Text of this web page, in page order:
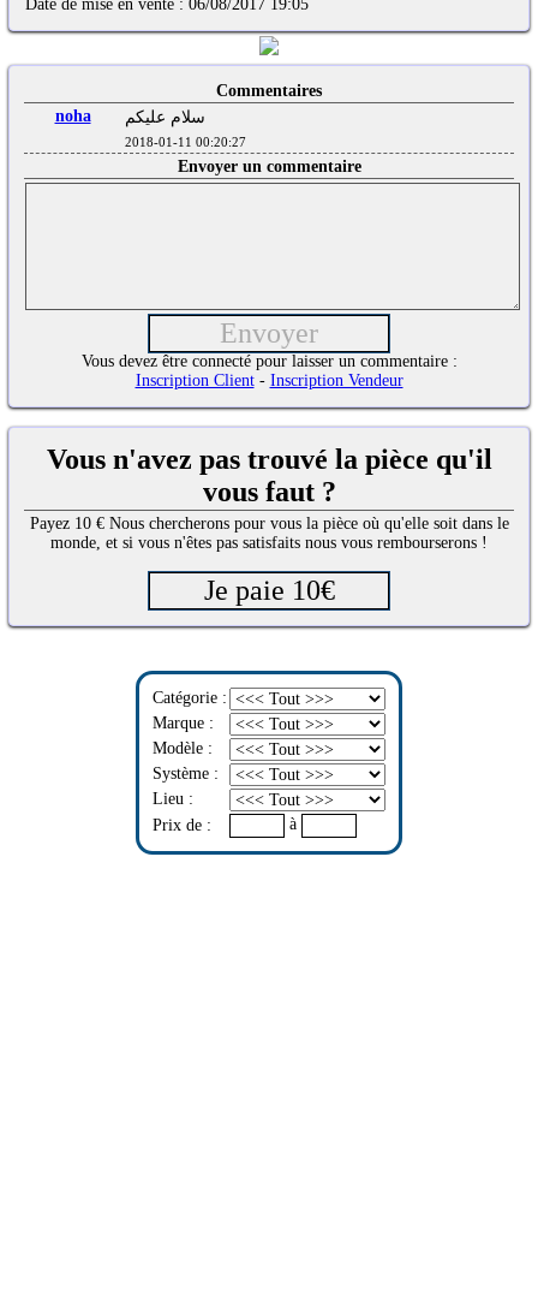
Date de mise en vente : 06/08/2017 19:05
Commentaires
noha
سلام عليكم
2018-01-11 00:20:27
Envoyer un commentaire
Vous devez être connecté pour laisser un commentaire :
Inscription Client- Inscription Vendeur
Vous n'avez pas trouvé la pièce qu'il
vous faut ?
Payez 10 € Nous chercherons pour vous la pièce où qu'elle soit dans le
monde, et si vous n'êtes pas satisfaits nous vous rembourserons !
Catégorie :
Marque :
Modèle :
Système :
Lieu :
Prix de :
à